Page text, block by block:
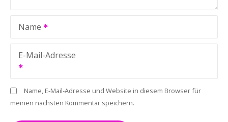
Name
E-Mail-Adresse
Name, E-Mail-Adresse und Website in diesem Browser für
meinen nächsten Kommentar speichern.